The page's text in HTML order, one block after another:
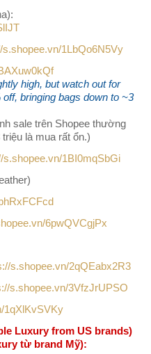
s.shopee.vn/1LbQo6N5Vy
high, but watch out for
bringing bags down to ~3
sale trên Shopee thường
là mua rất ổn.)
s.shopee.vn/1BI0mqSbGi
6pwQVCgjPx
s.shopee.vn/2qQEabx2R3
s.shopee.vn/3VfzJrUPSO
1qXlKvSVKy
Luxury from US brands)
từ brand Mỹ):